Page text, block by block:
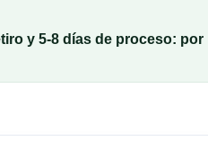
y 5-8 días de proceso: por